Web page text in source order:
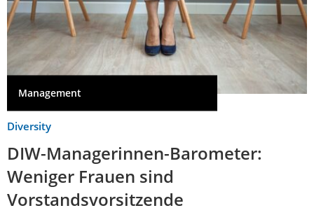
Management
Diversity
DIW-Managerinnen-Barometer:
Weniger Frauen sind
Vorstandsvorsitzende